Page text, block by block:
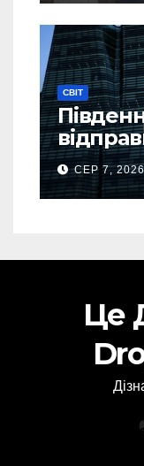
СВІТ
тонн
СЕР 7, 2026
Це